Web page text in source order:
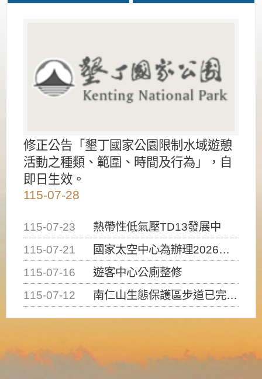
修正公告「墾丁國家公園限制水域遊憩
活動之種類、範圍、時間及行為」，自
即日生效。
115-07-28
115-07-23
熱帶性低氣壓TD13發展中
115-07-21
國家太空中心為辦理2026台灣盃火箭競賽，陸、海、空域警戒及協調相關事宜，因颱風備案事宜
115-07-16
遊客中心公廁整修
115-07-12
南仁山生態保護區步道已完成修復，自115年7月13日（星期一）起恢復開放入園，歡迎民眾依規定申請入園....